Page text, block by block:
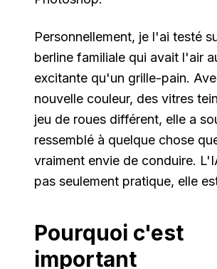
Personnellement, je l'ai testé
berline familiale qui avait l'air
excitante qu'un grille-pain.
nouvelle couleur, des vitres
jeu de roues différent, elle a
ressemblé à quelque chose
vraiment envie de conduire.
pas seulement pratique, elle
Pourquoi c'est
important